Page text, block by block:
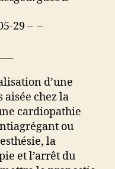
29 – –
d’une
aisée chez la
cardiopathie
ou
la
et l’arrêt du